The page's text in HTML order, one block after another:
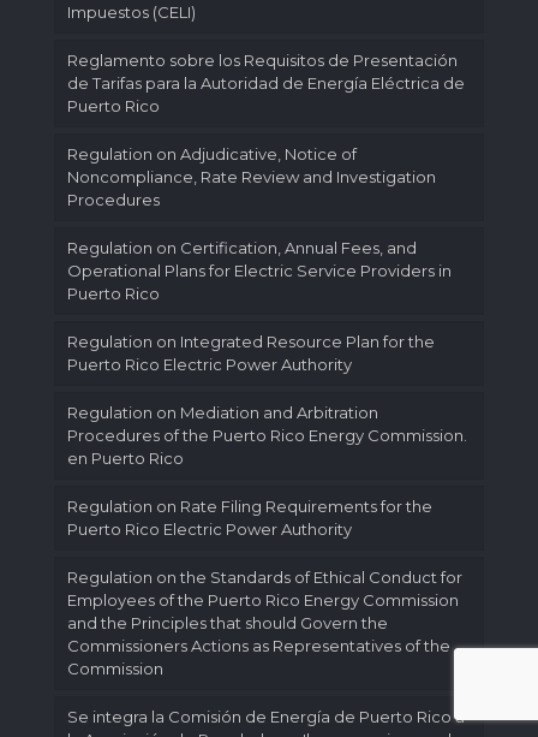
Impuestos (CELI)
Reglamento sobre los Requisitos de Presentación
de Tarifas para la Autoridad de Energía Eléctrica de
Puerto Rico
Regulation on Adjudicative, Notice of
Noncompliance, Rate Review and Investigation
Procedures
Regulation on Certification, Annual Fees, and
Operational Plans for Electric Service Providers in
Puerto Rico
Regulation on Integrated Resource Plan for the
Puerto Rico Electric Power Authority
Regulation on Mediation and Arbitration
Procedures of the Puerto Rico Energy Commission.
en Puerto Rico
Regulation on Rate Filing Requirements for the
Puerto Rico Electric Power Authority
Regulation on the Standards of Ethical Conduct for
Employees of the Puerto Rico Energy Commission
and the Principles that should Govern the
Commissioners Actions as Representatives of the
Commission
Se integra la Comisión de Energía de Puerto Rico a